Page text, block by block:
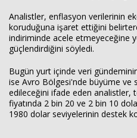
Analistler, enflasyon verilerinin
koruduğuna işaret ettiğini
indiriminde acele etmeyeceğine
güçlendirdiğini söyledi.
Bugün yurt içinde veri
ise Avro Bölgesi'nde büyüme ve
edileceğini ifade eden analistler,
fiyatında 2 bin 20 ve 2 bin 10
1980 dolar seviyelerinin destek